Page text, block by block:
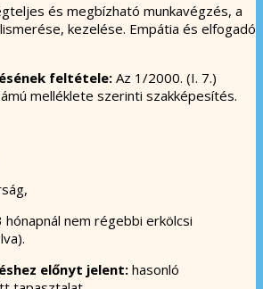
és megbízható munkavégzés, a
kezelése. Empátia és elfogadó
feltétele: Az 1/2000. (I. 7.)
melléklete szerinti szakképesítés.
nem régebbi erkölcsi
előnyt jelent: hasonló